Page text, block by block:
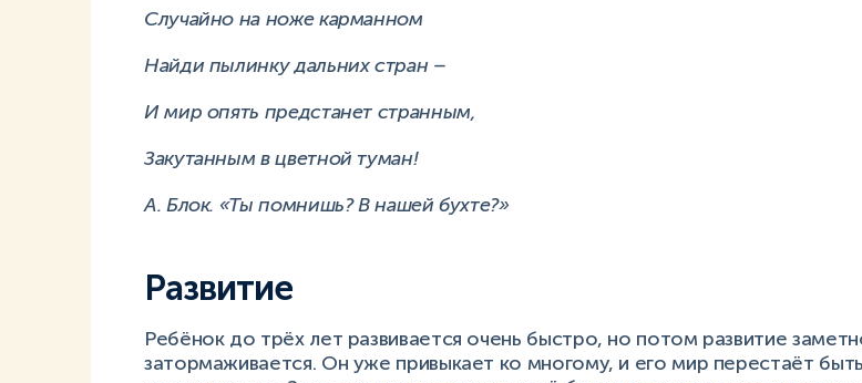
Случайно на ноже карманном
Найди пылинку дальних стран –
И мир опять предстанет странным,
Закутанным в цветной туман!
А. Блок. «Ты помнишь? В нашей бухте?»
Развитие
Ребёнок до трёх лет развивается очень быстро, но потом развитие
затормаживается. Он уже привыкает ко многому, и его мир перестаёт быть